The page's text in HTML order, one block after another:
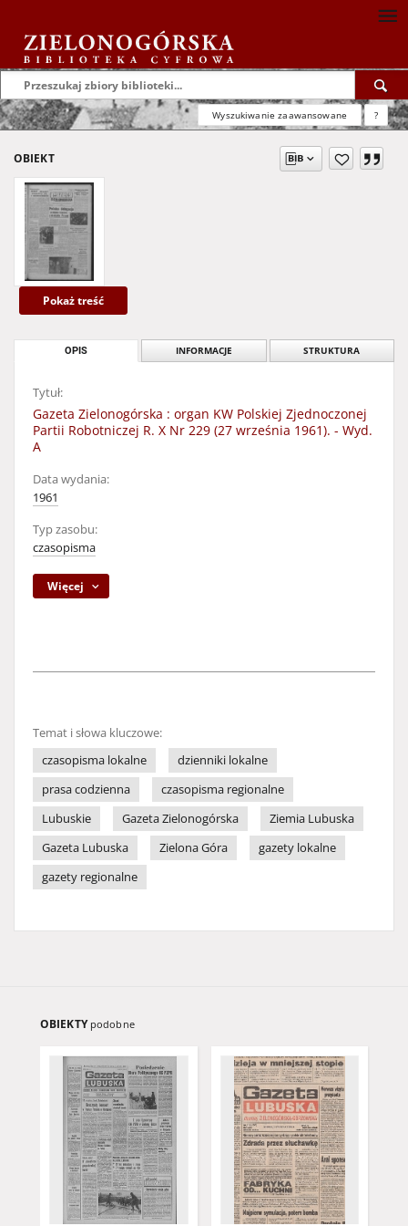
Wyszukiwanie zaawansowane ?
OBIEKT
Pokaż treść
OPIS INFORMACJE STRUKTURA
Tytuł:
Gazeta Zielonogórska : organ KW Polskiej Zjednoczonej
Partii Robotniczej R. X Nr 229 (27 września 1961). - Wyd.
A
Data wydania:
1961
Typ zasobu:
czasopisma
Więcej
Temat i słowa kluczowe:
czasopisma lokalne
dzienniki lokalne
prasa codzienna
czasopisma regionalne
Lubuskie
Gazeta Zielonogórska
Ziemia Lubuska
Gazeta Lubuska
Zielona Góra
gazety lokalne
gazety regionalne
OBIEKTY podobne